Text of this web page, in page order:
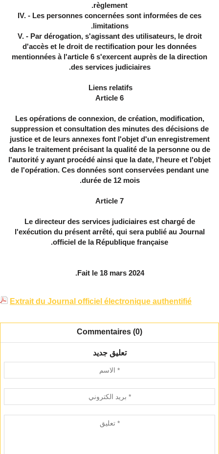
règlement.
IV. - Les personnes concernées sont informées de ces
limitations.
V. - Par dérogation, s'agissant des utilisateurs, le droit
d'accès et le droit de rectification pour les données
mentionnées à l'article 6 s'exercent auprès de la direction
des services judiciaires.
Liens relatifs
Article 6
Les opérations de connexion, de création, modification,
suppression et consultation des minutes des décisions de
justice et de leurs annexes font l'objet d'un enregistrement
dans le traitement précisant la qualité de la personne ou de
l'autorité y ayant procédé ainsi que la date, l'heure et l'objet
de l'opération. Ces données sont conservées pendant une
durée de 12 mois.
Article 7
Le directeur des services judiciaires est chargé de
l'exécution du présent arrêté, qui sera publié au Journal
officiel de la République française.
Fait le 18 mars 2024.
Extrait du Journal officiel électronique authentifié
Commentaires (0)
تعليق جديد